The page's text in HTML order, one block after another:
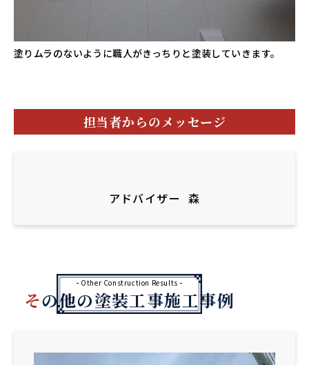
塗りムラのないように職人がきっちりと塗装していきます。
担当者からのメッセージ
アドバイザー 森
Other Construction Results
その他の塗装工事施工事例